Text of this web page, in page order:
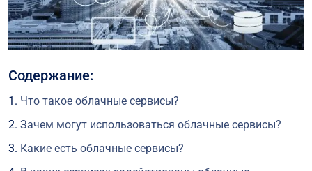
Содержание:
Что такое облачные сервисы?
Зачем могут использоваться облачные сервисы?
Какие есть облачные сервисы?